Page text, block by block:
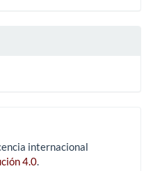
internacional
4.0.